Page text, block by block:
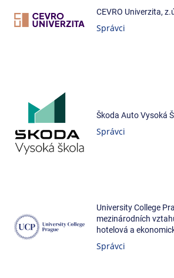
CEVRO Univerzita,
Správci
Škoda Auto Vysoká
Správci
University College
mezinárodních
hotelová a
Správci